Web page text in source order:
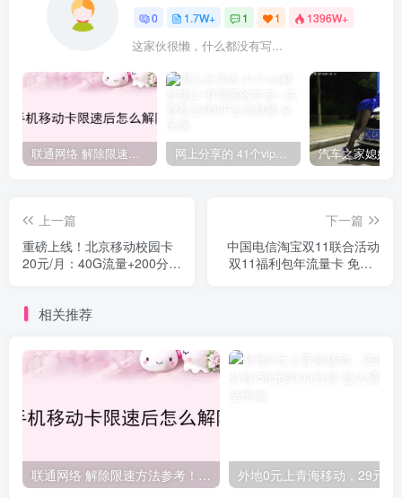
0 1.7W+ 1 1 1396W+
这家伙很懒，什么都没有写...
联通网络 解除限速方法参考！畅享、畅玩、老白干等及其它地区自测了 网上分享的 41个vip解析接口 有需要的拿去~ 免费看全网VIP会员视频
上一篇
重磅上线！北京移动校园卡
20元/月：40G流量+200分钟
下一篇
中国电信淘宝双11联合活动
双11福利包年流量卡 免费1
相关推荐
联通网络 解除限速方法参考！畅享、畅玩、老白干等及其它地区自测了